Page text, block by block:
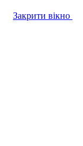
Закрити вікно